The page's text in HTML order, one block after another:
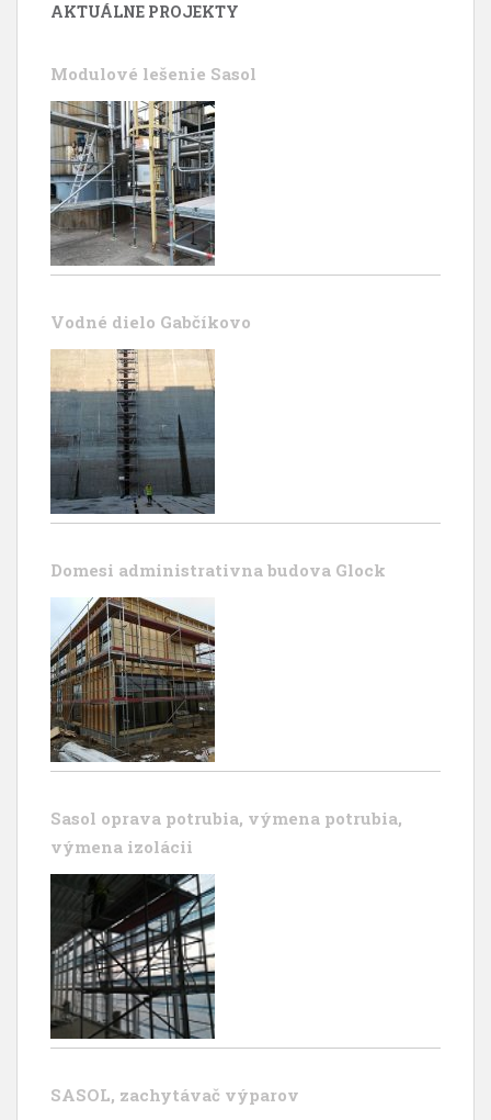
AKTUÁLNE PROJEKTY
Modulové lešenie Sasol
Vodné dielo Gabčíkovo
Domesi administrativna budova Glock
Sasol oprava potrubia, výmena potrubia,
výmena izolácii
SASOL, zachytávač výparov